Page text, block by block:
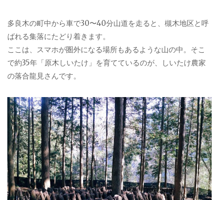
多良木の町中から車で30〜40分山道を走ると、槻木地区と呼
ばれる集落にたどり着きます。
ここは、スマホが圏外になる場所もあるような山の中。そこ
で約35年「原木しいたけ」を育てているのが、しいたけ農家
の落合龍見さんです。